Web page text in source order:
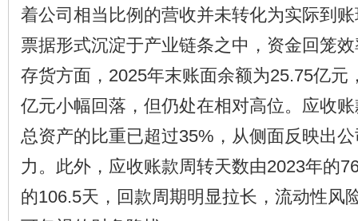
着公司相当比例的营收并未转化为实际到
票据形式沉淀于产业链条之中，资金回笼
存货方面，2025年末账面余额为25.75亿元
亿元小幅回落，但仍处在相对高位。应收
总资产的比重已超过35%，从侧面反映出
力。此外，应收账款周转天数由2023年的
的106.5天，回款周期明显拉长，流动性风